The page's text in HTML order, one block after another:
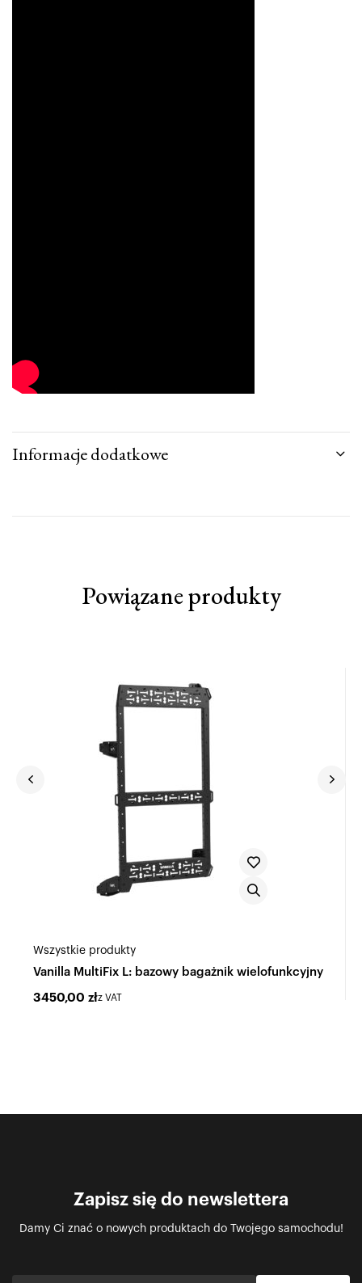
Informacje dodatkowe
Powiązane produkty
Wszystkie produkty
Vanilla MultiFix L: bazowy bagażnik wielofunkcyjny
3450,00 złz VAT
Zapisz się do newslettera
Damy Ci znać o nowych produktach do Twojego samochodu!